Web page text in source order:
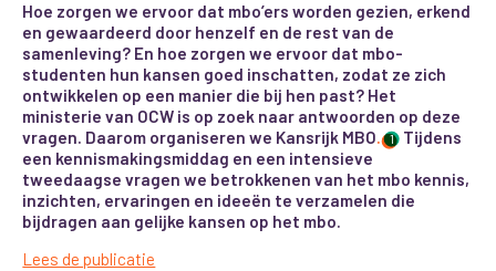
Hoe zorgen we ervoor dat mbo’ers worden gezien, erkend
en gewaardeerd door henzelf en de rest van de
samenleving? En hoe zorgen we ervoor dat mbo-
studenten hun kansen goed inschatten, zodat ze zich
ontwikkelen op een manier die bij hen past? Het
ministerie van OCW is op zoek naar antwoorden op deze
vragen. Daarom organiseren we Kansrijk MBO. 1 Tijdens
een kennismakingsmiddag en een intensieve
tweedaagse vragen we betrokkenen van het mbo kennis,
inzichten, ervaringen en ideeën te verzamelen die
bijdragen aan gelijke kansen op het mbo.
Lees de publicatie